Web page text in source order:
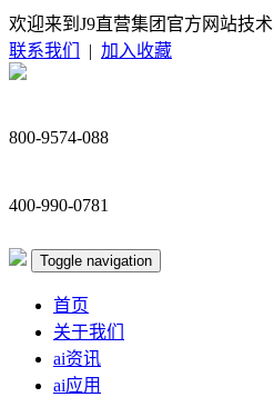
欢迎来到J9直营集团官方网站技术
联系我们
| 加入收藏
800-9574-088
400-990-0781
Toggle navigation
首页
关于我们
ai资讯
ai应用